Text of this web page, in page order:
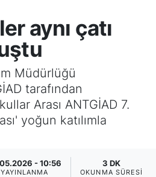
aynı çatı
Müdürlüğü
tarafından
Arası ANTGİAD 7.
yoğun katılımla
- 10:56
YAYINLANMA
3 DK
OKUNMA SÜRESI
Haritası
ve Fikstür